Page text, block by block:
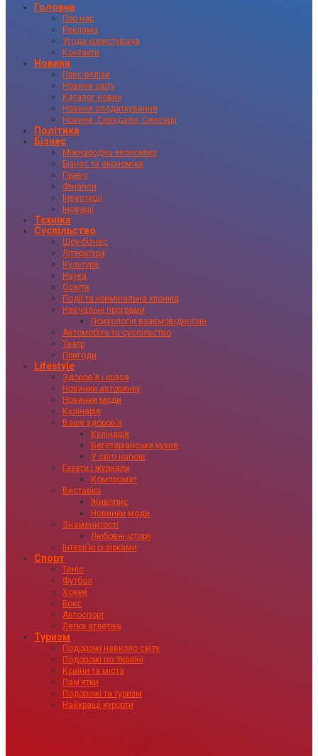
Головна
Про нас
Реклама
Угода користувача
Контакти
Новини
Прес-релізи
Новини світу
Каталог новин
Новини оподаткування
Новини, Скандали, Сенсації
Політика
Бізнес
Міжнародна економіка
Бізнес та економіка
Право
Фінанси
Інвестиції
Іновації
Техніка
Суспільство
Шоу-бізнес
Література
Культура
Наука
Освіта
Події та кримінальна хроніка
Навчальні програми
Психологія взаємовідносин
Автомобіль та суспільство
Театр
Пригоди
Lifestyle
Здоровʼя і краса
Новинки авторинку
Новинки моди
Кулінарія
Ваше здоровʼя
Кулінарія
Вегетаріанська кухня
У світі напоїв
Газети і журнали
Компромат
Виставка
Живопис
Новинки моди
Знаменитості
Любовні історії
Інтервʼю із зірками
Спорт
Теніс
Футбол
Хокей
Бокс
Автоспорт
Легка атлетіка
Туризм
Подорожі навколо світу
Подорожі по Україні
Країни та міста
Пам’ятки
Подорожі та туризм
Найкращі курорти